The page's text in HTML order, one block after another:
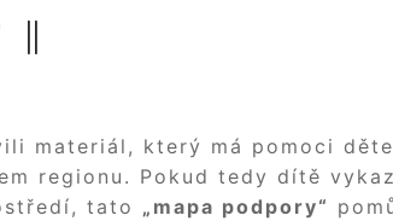
II
materiál, který má pomoci
regionu. Pokud tedy dítě
tato „mapa podpory“